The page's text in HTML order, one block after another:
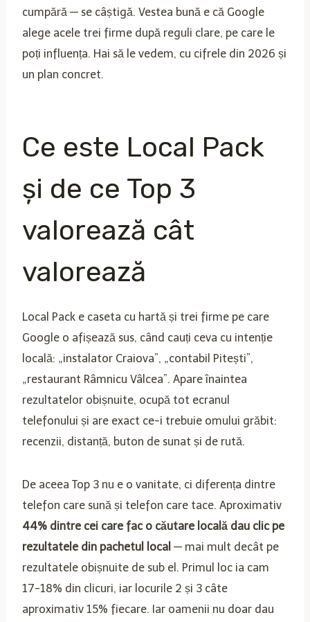
cumpără — se câștigă. Vestea bună e că Google
alege acele trei firme după reguli clare, pe care le
poți influența. Hai să le vedem, cu cifrele din 2026 și
un plan concret.
Ce este Local Pack
și de ce Top 3
valorează cât
valorează
Local Pack e caseta cu hartă și trei firme pe care
Google o afișează sus, când cauți ceva cu intenție
locală: „instalator Craiova”, „contabil Pitești”,
„restaurant Râmnicu Vâlcea”. Apare înaintea
rezultatelor obișnuite, ocupă tot ecranul
telefonului și are exact ce-i trebuie omului grăbit:
recenzii, distanță, buton de sunat și de rută.
De aceea Top 3 nu e o vanitate, ci diferența dintre
telefon care sună și telefon care tace. Aproximativ
44% dintre cei care fac o căutare locală dau clic pe
rezultatele din pachetul local — mai mult decât pe
rezultatele obișnuite de sub el. Primul loc ia cam
17-18% din clicuri, iar locurile 2 și 3 câte
aproximativ 15% fiecare. Iar oamenii nu doar dau